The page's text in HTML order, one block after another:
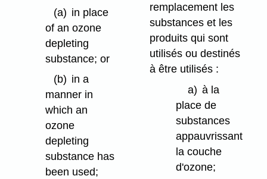
(a) in place
of an ozone
depleting
substance; or
(b) in a
manner in
which an
ozone
depleting
substance has
been used;
remplacement les
substances et les
produits qui sont
utilisés ou destinés
à être utilisés :
a) à la
place de
substances
appauvrissant
la couche
d'ozone;